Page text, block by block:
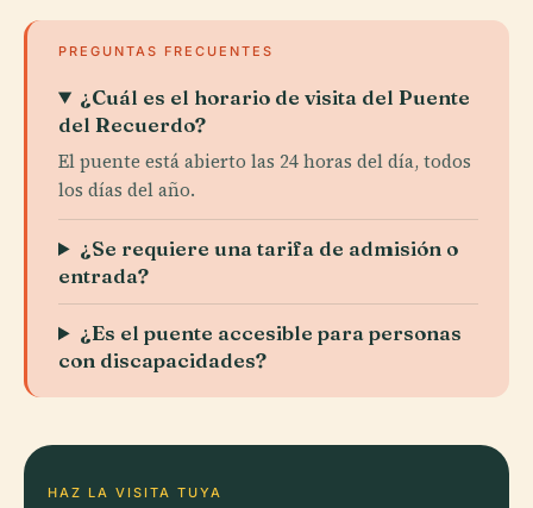
PREGUNTAS FRECUENTES
¿Cuál es el horario de visita del Puente
del Recuerdo?
El puente está abierto las 24 horas del día, todos
los días del año.
¿Se requiere una tarifa de admisión o
entrada?
¿Es el puente accesible para personas
con discapacidades?
HAZ LA VISITA TUYA